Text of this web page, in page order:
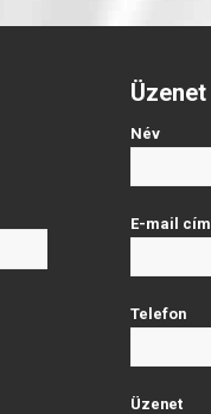
Üzenet
Név
E-mail cím
Telefon
Üzenet